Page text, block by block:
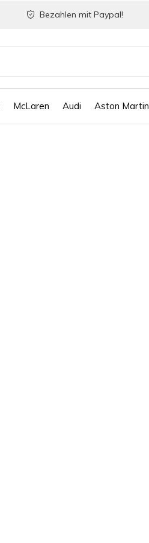
McLaren Audi Aston Martin
Bezahlen mit Paypal!